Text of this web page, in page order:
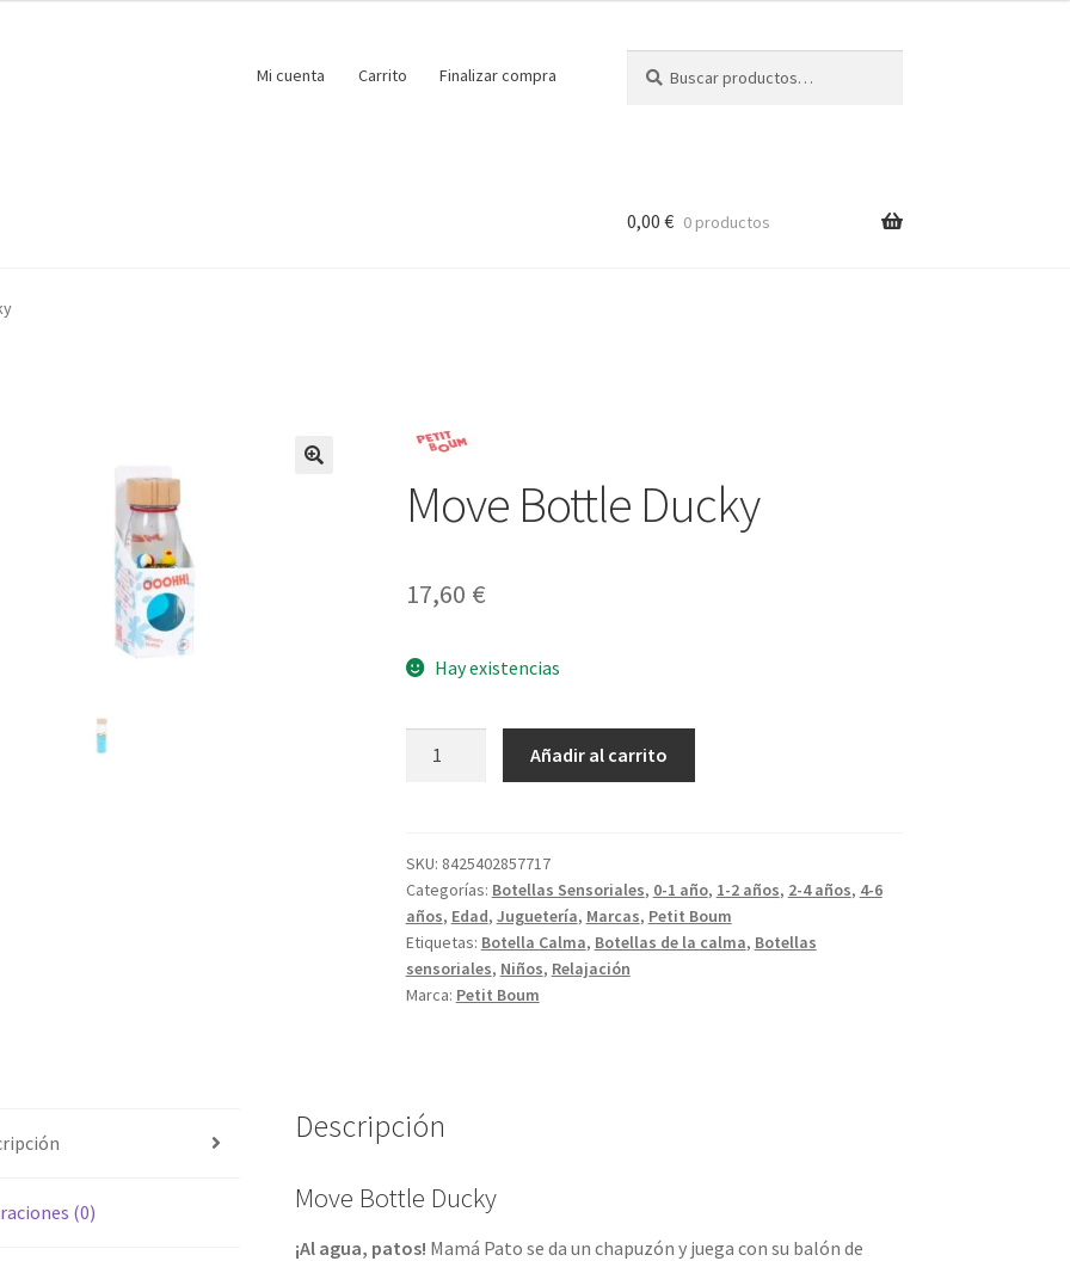
Mi cuenta Carrito Finalizar compra
por:
0,00 € 0 productos
Move Bottle Ducky
17,60 €
Hay existencias
Añadir al carrito
SKU: 8425402857717
Categorías: Botellas Sensoriales, 0-1 año, 1-2 años, 2-4 años, 4-6
años, Edad, Juguetería, Marcas, Petit Boum
Etiquetas: Botella Calma, Botellas de la calma, Botellas
sensoriales, Niños, Relajación
Marca: Petit Boum
(0)
Descripción
Move Bottle Ducky
¡Al agua, patos! Mamá Pato se da un chapuzón y juega con su balón de